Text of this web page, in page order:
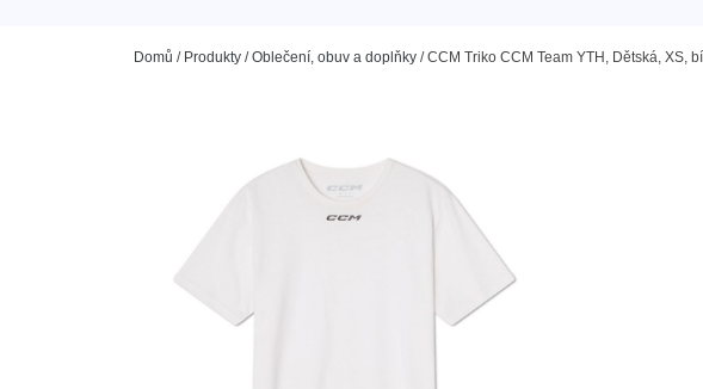
Domů / Produkty /Oblečení, obuv a doplňky /CCM Triko CCM Team YTH, Dětská, XS,